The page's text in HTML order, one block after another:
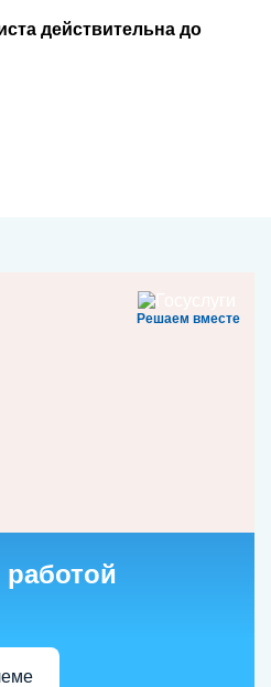
действительна до
Решаем вместе